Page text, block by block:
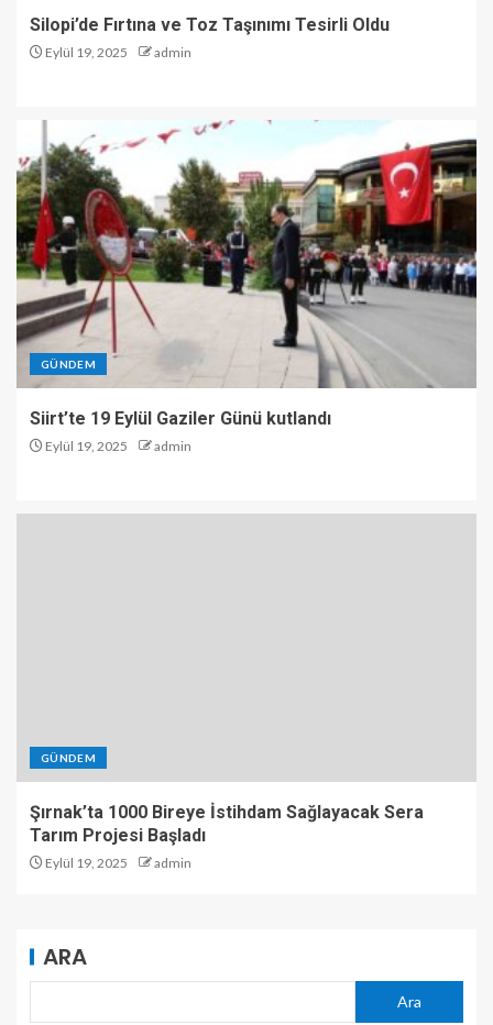
Silopi’de Fırtına ve Toz Taşınımı Tesirli Oldu
Eylül 19, 2025 admin
GÜNDEM
Siirt’te 19 Eylül Gaziler Günü kutlandı
Eylül 19, 2025 admin
GÜNDEM
Şırnak’ta 1000 Bireye İstihdam Sağlayacak Sera
Tarım Projesi Başladı
Eylül 19, 2025 admin
ARA
Ara